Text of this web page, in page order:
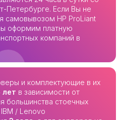
Петербурге. Если Вы не
самовывозом HP ProLiant
оформим платную
компаний в
и комплектующие в их
лет в зависимости от
большинства стоечных
/ Lenovo